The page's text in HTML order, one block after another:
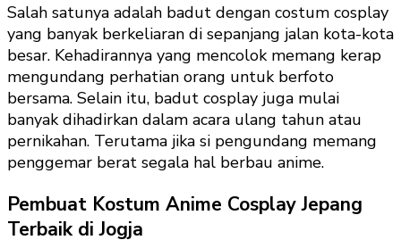
Salah satunya adalah badut dengan costum cosplay
yang banyak berkeliaran di sepanjang jalan kota-kota
besar. Kehadirannya yang mencolok memang kerap
mengundang perhatian orang untuk berfoto
bersama. Selain itu, badut cosplay juga mulai
banyak dihadirkan dalam acara ulang tahun atau
pernikahan. Terutama jika si pengundang memang
penggemar berat segala hal berbau anime.
Pembuat Kostum Anime Cosplay Jepang
Terbaik di Jogja